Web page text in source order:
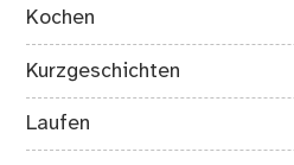
Kochen
Kurzgeschichten
Laufen